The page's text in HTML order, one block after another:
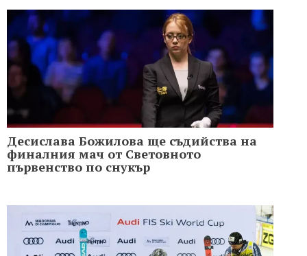
Десислава Божилова ще съдийства на
финалния мач от Световното
първенство по снукър